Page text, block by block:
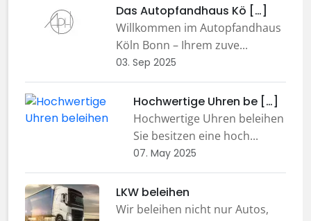
Das Autopfandhaus Kö […]
Willkommen im Autopfandhaus
Köln Bonn – Ihrem zuve...
03. Sep 2025
Hochwertige Uhren be […]
Hochwertige Uhren beleihen
Sie besitzen eine hoch...
07. May 2025
LKW beleihen
Wir beleihen nicht nur Autos,